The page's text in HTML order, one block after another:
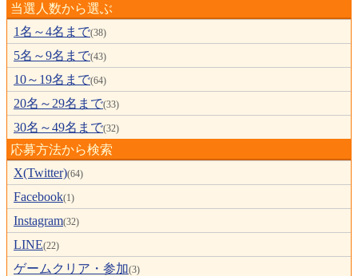
当選人数から選ぶ
1名～4名まで(38)
5名～9名まで(43)
10～19名まで(64)
20名～29名まで(33)
30名～49名まで(32)
応募方法から検索
X(Twitter)(64)
Facebook(1)
Instagram(32)
LINE(22)
ゲームクリア・参加(3)